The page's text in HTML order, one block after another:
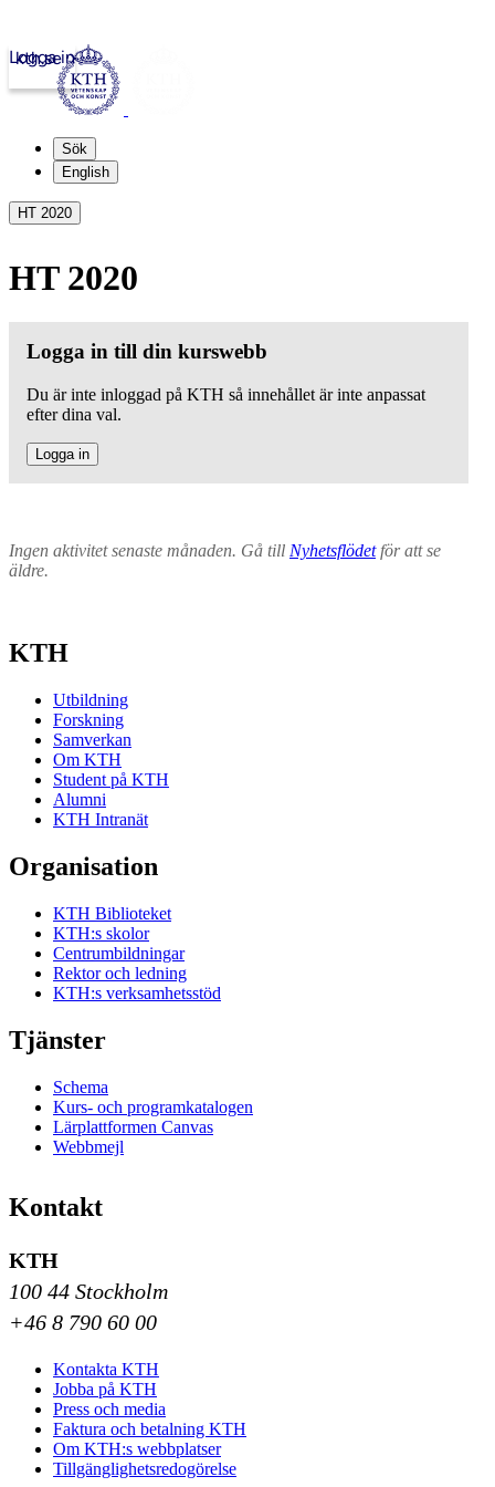
kth.se
Logga in
Sök
English
HT 2020
HT 2020
Logga in till din kurswebb
Du är inte inloggad på KTH så innehållet är inte anpassat
efter dina val.
Logga in
Ingen aktivitet senaste månaden. Gå till Nyhetsflödetför att se
äldre.
KTH
Utbildning
Forskning
Samverkan
Om KTH
Student på KTH
Alumni
KTH Intranät
Organisation
KTH Biblioteket
KTH:s skolor
Centrumbildningar
Rektor och ledning
KTH:s verksamhetsstöd
Tjänster
Schema
Kurs- och programkatalogen
Lärplattformen Canvas
Webbmejl
Kontakt
KTH
100 44 Stockholm
+46 8 790 60 00
Kontakta KTH
Jobba på KTH
Press och media
Faktura och betalning KTH
Om KTH:s webbplatser
Tillgänglighetsredogörelse